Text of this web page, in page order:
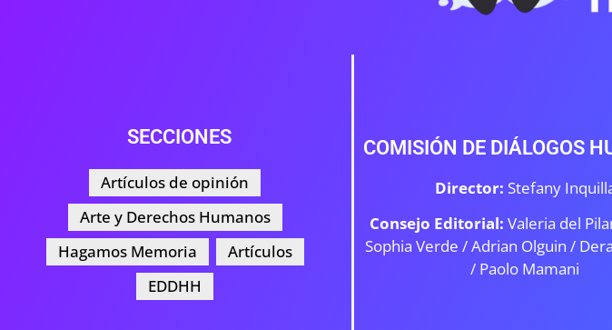
SECCIONES
Artículos de opinión
Arte y Derechos Humanos
Hagamos Memoria
Artículos
EDDHH
COMISIÓN DE DIÁLOGOS
Director: Stefany
Consejo Editorial: Valeria del
Sophia Verde /Adrian Olguin /
/ Paolo Mamani